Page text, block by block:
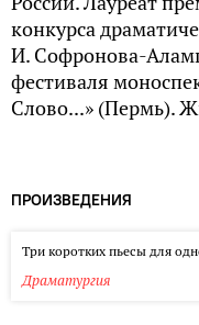
конкурса
И. Софронова-
фестиваля
Слово...» (Пермь).
ПРОИЗВЕДЕНИЯ
Три коротких пьесы для
Драматургия